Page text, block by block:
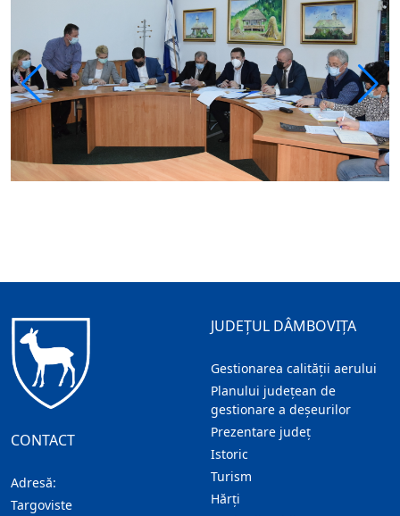
CONTACT
Adresă:
Targoviste
JUDEȚUL DÂMBOVIȚA
Gestionarea calității aerului
Planului județean de
gestionare a deșeurilor
Prezentare judeţ
Istoric
Turism
Hărţi